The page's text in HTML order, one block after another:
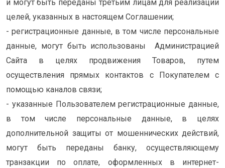
и могут быть переданы третьим лицам для реализации
целей, указанных в настоящем Соглашении;
- регистрационные данные, в том числе персональные
данные, могут быть использованы Администрацией
Сайта в целях продвижения Товаров, путем
осуществления прямых контактов с Покупателем с
помощью каналов связи;
- указанные Пользователем регистрационные данные,
в том числе персональные данные, в целях
дополнительной защиты от мошеннических действий,
могут быть переданы банку, осуществляющему
транзакции по оплате, оформленных в интернет-